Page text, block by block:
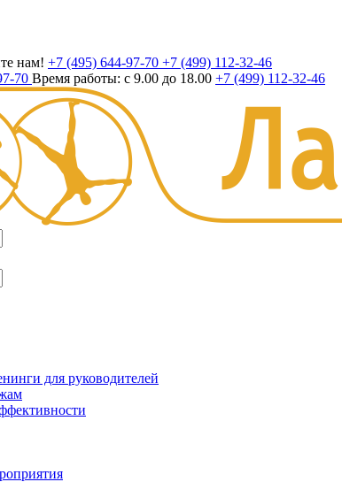
нам! +7 (495) 644-97-70 +7 (499) 112-32-46
70 Время работы: с 9.00 до 18.00 +7 (499) 112-32-46
для руководителей